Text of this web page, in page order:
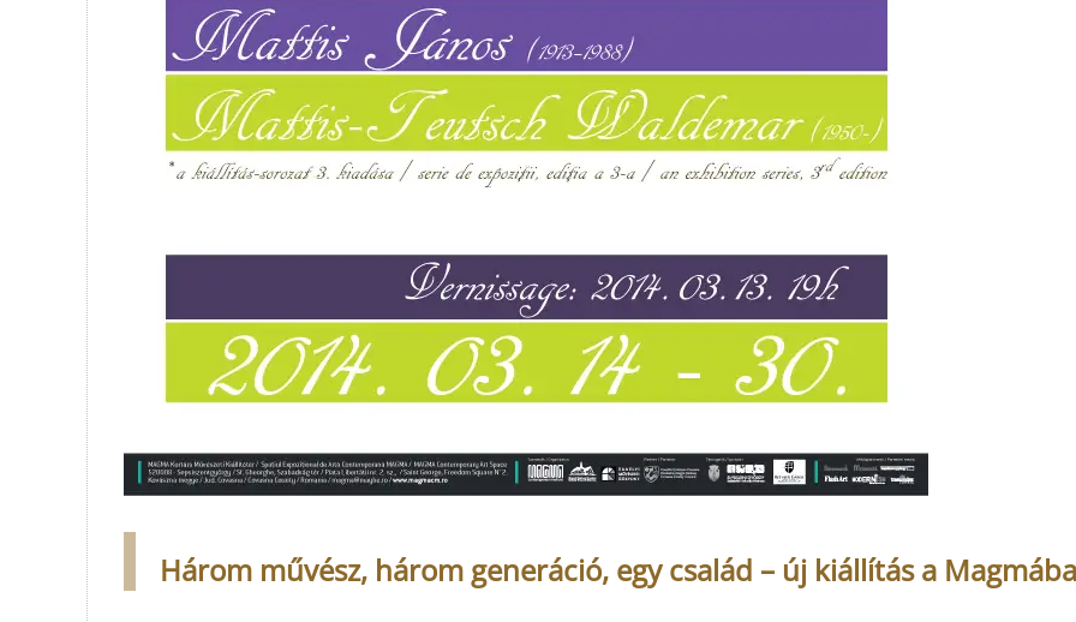
Három művész, három generáció, egy család – új kiállítás a